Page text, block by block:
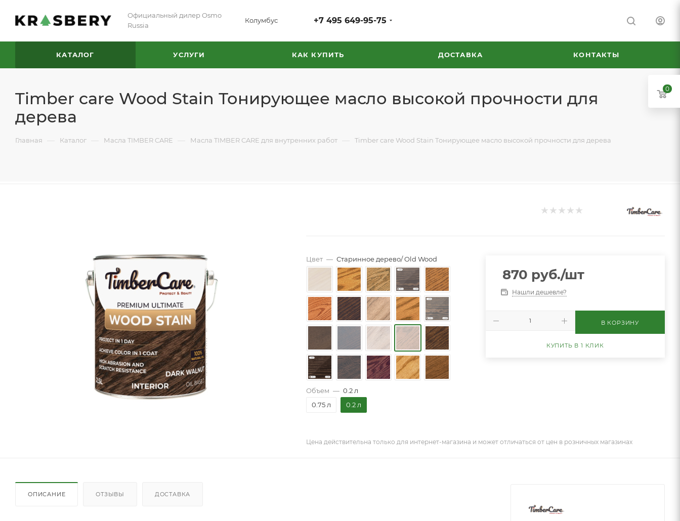
Официальный дилер Osmo
Russia
Колумбус +7 495 649-95-75
КАТАЛОГ УСЛУГИ КАК КУПИТЬ ДОСТАВКА КОНТАКТЫ
Timber care Wood Stain Тонирующее масло высокой прочности для
дерева
Главная — Каталог — Масла TIMBER CARE — Масла TIMBER CARE для внутренних работ — Timber care Wood Stain Тонирующее масло высокой прочности для дерева
Цвет — Старинное дерево/ Old Wood
Объем — 0.2 л
0.75 л
0.2 л
870 руб./шт
Нашли дешевле?
В КОРЗИНУ
КУПИТЬ В 1 КЛИК
Цена действительна только для интернет-магазина и может отличаться от цен в розничных магазинах
ОПИСАНИЕ ОТЗЫВЫ ДОСТАВКА
0